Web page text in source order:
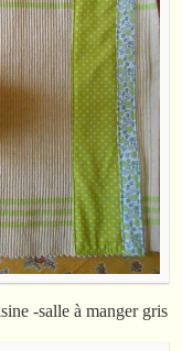
-salle à manger gris